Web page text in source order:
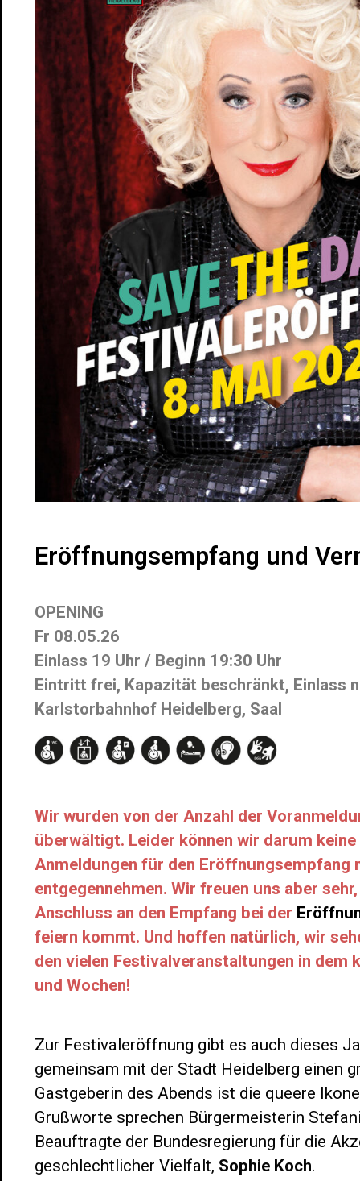
Eröffnungsempfang und
OPENING
Fr 08.05.26
Einlass 19 Uhr / Beginn 19:30 Uhr
Eintritt frei, Kapazität beschränkt, Einlass
Karlstorbahnhof Heidelberg, Saal
Wir wurden von der Anzahl der
überwältigt. Leider können wir darum
Anmeldungen für den Eröffnungsempfang
entgegennehmen. Wir freuen uns aber
Anschluss an den Empfang bei der
feiern kommt. Und hoffen natürlich, wir
den vielen Festivalveranstaltungen in dem
und Wochen!
Zur Festivaleröffnung gibt es auch dieses
gemeinsam mit der Stadt Heidelberg einen
Gastgeberin des Abends ist die queere
Grußworte sprechen Bürgermeisterin
Beauftragte der Bundesregierung für die
geschlechtlicher Vielfalt, Sophie Koch.